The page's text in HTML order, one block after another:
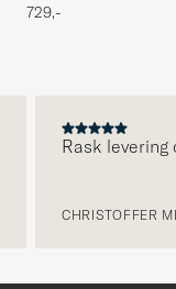
729,-
Rask
CHRISTOFFER